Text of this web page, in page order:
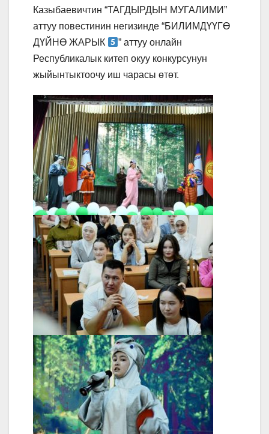
Казыбаевичтин “ТАГДЫРДЫН МУГАЛИМИ”
аттуу повестинин негизинде “БИЛИМДҮҮГӨ
ДҮЙНӨ ЖАРЫК
” аттуу онлайн
Республикалык китеп окуу конкурсунун
жыйынтыктоочу иш чарасы өтөт.